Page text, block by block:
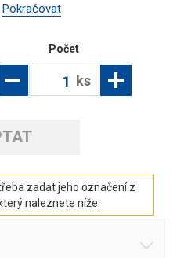
Pokračovat
Počet
ks
zadat jeho označení z
naleznete níže.